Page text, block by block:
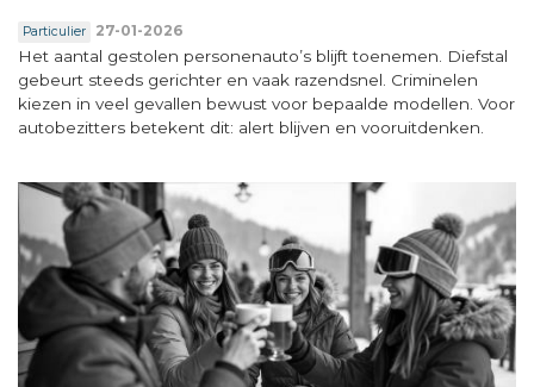
Particulier 27-01-2026
Het aantal gestolen personenauto’s blijft toenemen. Diefstal
gebeurt steeds gerichter en vaak razendsnel. Criminelen
kiezen in veel gevallen bewust voor bepaalde modellen. Voor
autobezitters betekent dit: alert blijven en vooruitdenken.